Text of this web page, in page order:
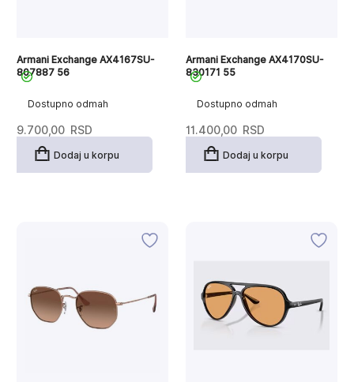
Dostupno odmah
Armani Exchange AX4167SU-
807887 56
9.700,00 RSD
Dodaj u korpu
Dostupno odmah
Armani Exchange AX4170SU-
830171 55
11.400,00 RSD
Dodaj u korpu